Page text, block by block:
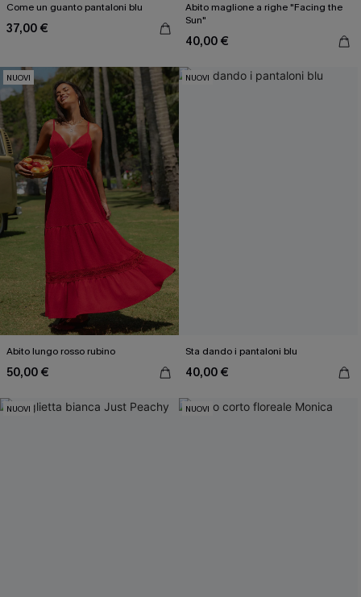
Come un guanto pantaloni blu
37,00 €
Abito maglione a righe "Facing the
Sun"
40,00 €
NUOVI
Abito lungo rosso rubino
50,00 €
NUOVI
Sta dando i pantaloni blu
40,00 €
NUOVI NUOVI